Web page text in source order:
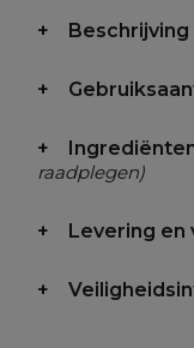
Beschrijving
raadplegen)
Levering en